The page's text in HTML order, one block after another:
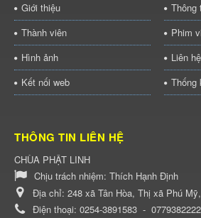
Giới thiệu
Thông
Thành viên
Phim
Hình ảnh
Liên hệ
Kết nối web
Thống
THÔNG TIN LIÊN HỆ
CHÙA PHẬT LINH
Chịu trách nhiệm: Thích Hạnh Định
Địa chỉ: 248 xã Tân Hòa, Thị xã Phú
Điện thoại: 0254-3891583 - 0779382222